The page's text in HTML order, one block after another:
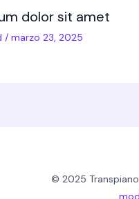
dolor sit amet
/ marzo 23, 2025
© 2025